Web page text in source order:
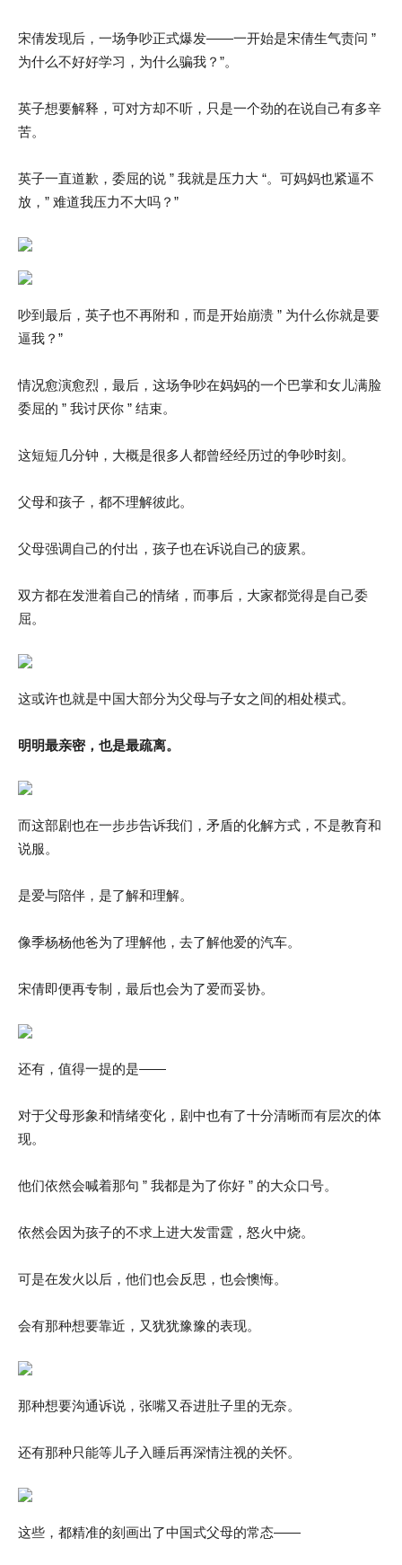
宋倩发现后，一场争吵正式爆发——一开始是宋倩生气责问 ”
为什么不好好学习，为什么骗我？”。
英子想要解释，可对方却不听，只是一个劲的在说自己有多辛
苦。
英子一直道歉，委屈的说 ” 我就是压力大 “。可妈妈也紧逼不
放，” 难道我压力不大吗？”
吵到最后，英子也不再附和，而是开始崩溃 ” 为什么你就是要
逼我？”
情况愈演愈烈，最后，这场争吵在妈妈的一个巴掌和女儿满脸
委屈的 ” 我讨厌你 ” 结束。
这短短几分钟，大概是很多人都曾经经历过的争吵时刻。
父母和孩子，都不理解彼此。
父母强调自己的付出，孩子也在诉说自己的疲累。
双方都在发泄着自己的情绪，而事后，大家都觉得是自己委
屈。
这或许也就是中国大部分为父母与子女之间的相处模式。
明明最亲密，也是最疏离。
而这部剧也在一步步告诉我们，矛盾的化解方式，不是教育和
说服。
是爱与陪伴，是了解和理解。
像季杨杨他爸为了理解他，去了解他爱的汽车。
宋倩即便再专制，最后也会为了爱而妥协。
还有，值得一提的是——
对于父母形象和情绪变化，剧中也有了十分清晰而有层次的体
现。
他们依然会喊着那句 ” 我都是为了你好 ” 的大众口号。
依然会因为孩子的不求上进大发雷霆，怒火中烧。
可是在发火以后，他们也会反思，也会懊悔。
会有那种想要靠近，又犹犹豫豫的表现。
那种想要沟通诉说，张嘴又吞进肚子里的无奈。
还有那种只能等儿子入睡后再深情注视的关怀。
这些，都精准的刻画出了中国式父母的常态——